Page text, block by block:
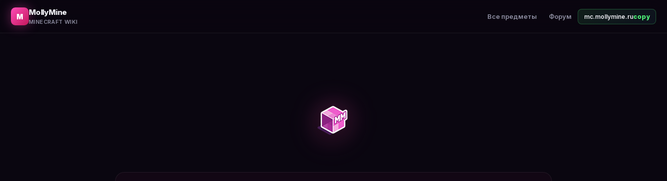
Как начать новую игру на новом мире. Советы для новичков, как не скучать, долгосрочные цели.
M MollyMine
MINECRAFT WIKI
Все предметы Форум mc.mollymine.ru